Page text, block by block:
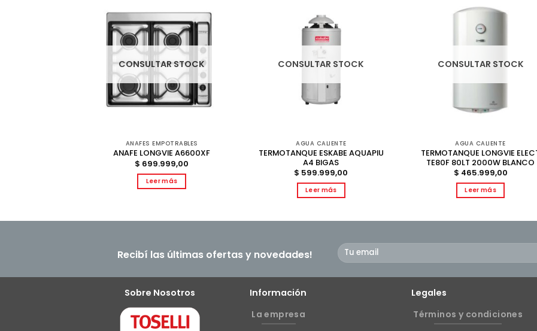
CONSULTAR STOCK
ANAFES EMPOTRABLES
ANAFE LONGVIE A6600XF
$ 699.999,00
Leer más
CONSULTAR STOCK
AGUA CALIENTE
TERMOTANQUE ESKABE AQUAPIU
A4 BIGAS
$ 599.999,00
Leer más
CONSULTAR STOCK
AGUA CALIENTE
TERMOTANQUE LONGVIE
TE80F 80LT 2000W BLANCO
$ 465.999,00
Leer más
Recibí las últimas ofertas y novedades!
Sobre Nosotros
Información
La empresa
Legales
Términos y condiciones